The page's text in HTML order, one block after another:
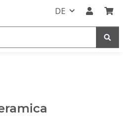
DE